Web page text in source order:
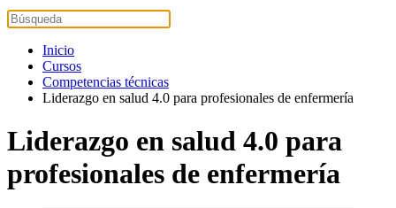
Inicio
Cursos
Competencias técnicas
Liderazgo en salud 4.0 para profesionales de enfermería
Liderazgo en salud 4.0 para
profesionales de enfermería